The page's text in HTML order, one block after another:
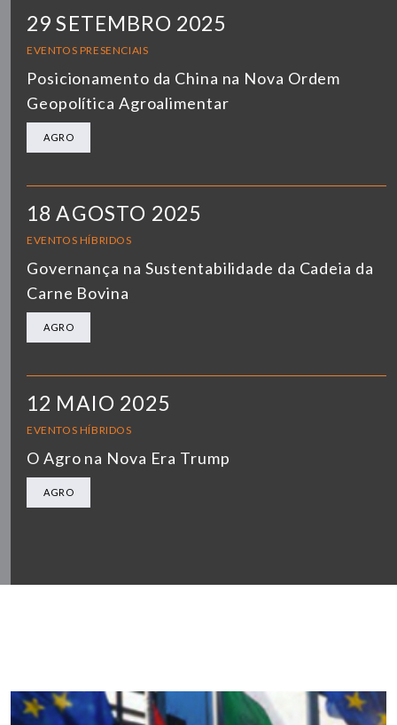
29 SETEMBRO 2025
EVENTOS PRESENCIAIS
Posicionamento da China na Nova Ordem
Geopolítica Agroalimentar
AGRO
18 AGOSTO 2025
EVENTOS HÍBRIDOS
Governança na Sustentabilidade da Cadeia da
Carne Bovina
AGRO
12 MAIO 2025
EVENTOS HÍBRIDOS
O Agro na Nova Era Trump
AGRO